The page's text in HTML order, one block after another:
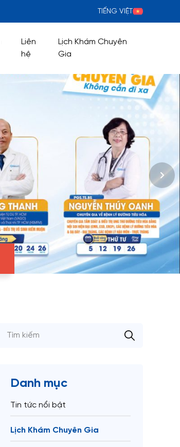
TIẾNG VIỆT
Liên
hệ
Lịch Khám Chuyên
Gia
Danh mục
Tin tức nổi bật
Lịch Khám Chuyên Gia